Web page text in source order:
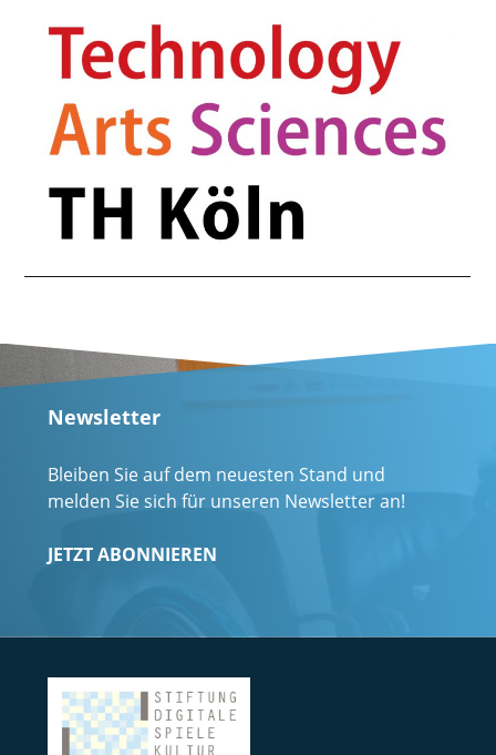
Newsletter
Bleiben Sie auf dem neuesten Stand und
melden Sie sich für unseren Newsletter an!
JETZT ABONNIEREN